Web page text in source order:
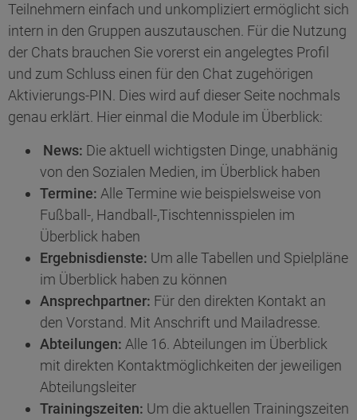
Teilnehmern einfach und unkompliziert ermöglicht sich
intern in den Gruppen auszutauschen. Für die Nutzung
der Chats brauchen Sie vorerst ein angelegtes Profil
und zum Schluss einen für den Chat zugehörigen
Aktivierungs-PIN. Dies wird auf dieser Seite nochmals
genau erklärt. Hier einmal die Module im Überblick:
News: Die aktuell wichtigsten Dinge, unabhänig
von den Sozialen Medien, im Überblick haben
Termine: Alle Termine wie beispielsweise von
Fußball-, Handball-,Tischtennisspielen im
Überblick haben
Ergebnisdienste: Um alle Tabellen und Spielpläne
im Überblick haben zu können
Ansprechpartner: Für den direkten Kontakt an
den Vorstand. Mit Anschrift und Mailadresse.
Abteilungen: Alle 16. Abteilungen im Überblick
mit direkten Kontaktmöglichkeiten der jeweiligen
Abteilungsleiter
Trainingszeiten: Um die aktuellen Trainingszeiten